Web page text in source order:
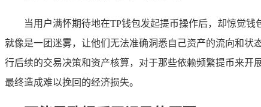
当用户满怀期待地在TP钱包发起提币操作后，却惊觉
就像是一团迷雾，让他们无法准确洞悉自己资产的流向和
行后续的交易决策和资产核算，对于那些依赖频繁提币来
最终造成难以挽回的经济损失。